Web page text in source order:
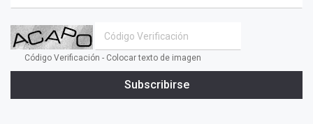
#transformacion
#cambio
Código Verificación - Colocar texto de imagen
Subscribirse